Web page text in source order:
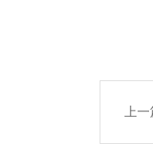
上